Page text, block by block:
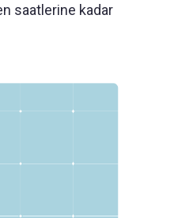
saatlerine kadar